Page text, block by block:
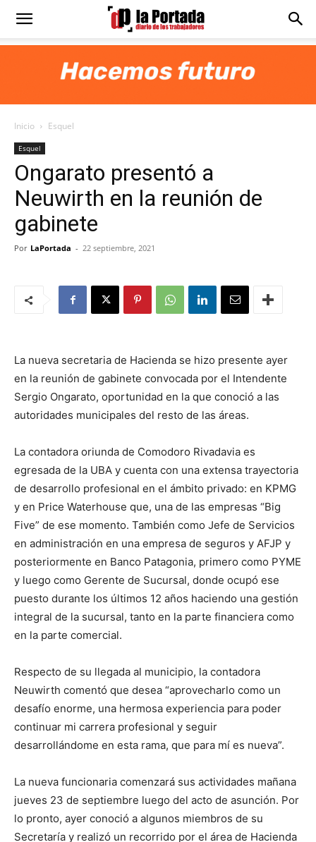
Diario
Portada
Inicio Esquel
Esquel
Ongarato presentó a
Neuwirth en la reunión de
gabinete
Por LaPortada - 22 septiembre, 2021
La nueva secretaria de Hacienda se hizo presente ayer
en la reunión de gabinete convocada por el Intendente
Sergio Ongarato, oportunidad en la que conoció a las
autoridades municipales del resto de las áreas.
La contadora oriunda de Comodoro Rivadavia es
egresada de la UBA y cuenta con una extensa trayectoria
de desarrollo profesional en el ámbito privado: en KPMG
y en Price Waterhouse que, una de las empresas “Big
Five” de ese momento. También como Jefe de Servicios
en administración en una empresa de seguros y AFJP y
posteriormente en Banco Patagonia, primero como PYME
y luego como Gerente de Sucursal, donde ocupó ese
puesto durante los últimos 12 años haciendo una gestión
integral de la sucursal, tanto en la parte financiera como
en la parte comercial.
Respecto de su llegada al municipio, la contadora
Neuwirth comentó que desea “aprovecharlo como un
desafío enorme, una hermosa experiencia para poder
continuar mi carrera profesional y seguir
desarrollándome en esta rama, que para mí es nueva”.
La nueva funcionaria comenzará sus actividades mañana
jueves 23 de septiembre luego del acto de asunción. Por
lo pronto, ayer conoció a algunos miembros de su
Secretaría y realizó un recorrido por el área de Hacienda